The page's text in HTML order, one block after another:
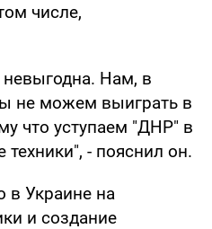
числе,
невыгодна. Нам, в
не можем выиграть в
что уступаем "ДНР" в
техники", - пояснил он.
в Украине на
и создание